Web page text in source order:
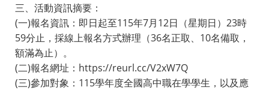
三、活動資訊摘要：
(一)報名資訊：即日起至115年7月12日（星期日）23時
59分止，採線上報名方式辦理（36名正取、10名備取，
額滿為止）。
(二)報名網址：https://reurl.cc/V2xW7Q
(三)參加對象：115學年度全國高中職在學學生，以及應